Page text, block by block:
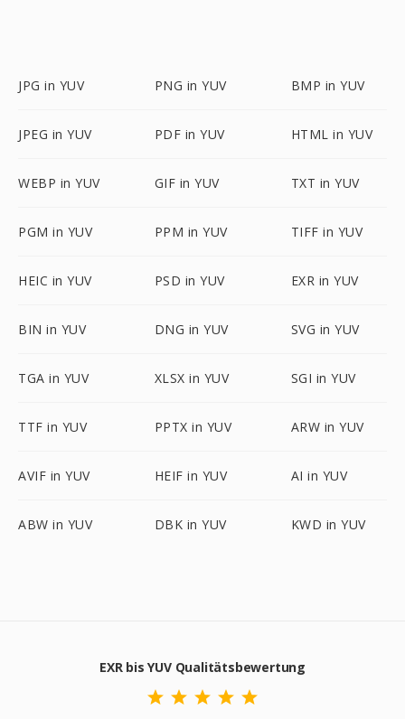
JPG in YUV PNG in YUV BMP in YUV
JPEG in YUV PDF in YUV HTML in YUV
WEBP in YUV GIF in YUV TXT in YUV
PGM in YUV PPM in YUV TIFF in YUV
HEIC in YUV PSD in YUV EXR in YUV
BIN in YUV DNG in YUV SVG in YUV
TGA in YUV XLSX in YUV SGI in YUV
TTF in YUV PPTX in YUV ARW in YUV
AVIF in YUV HEIF in YUV AI in YUV
ABW in YUV DBK in YUV KWD in YUV
EXR bis YUV Qualitätsbewertung